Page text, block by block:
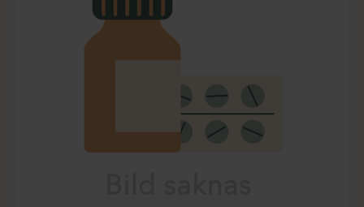
Lista: . Innehåller 1 objekt.